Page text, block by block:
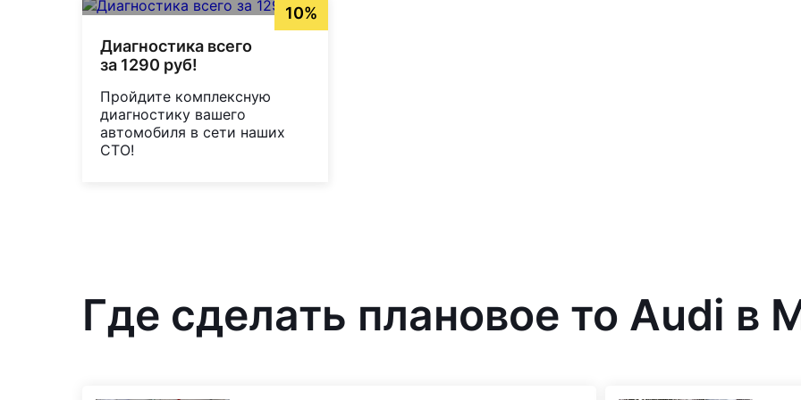
10%
Диагностика всего
за 1290 руб!
Пройдите комплексную
диагностику вашего
автомобиля в сети наших
СТО!
Где сделать плановое то Audi в